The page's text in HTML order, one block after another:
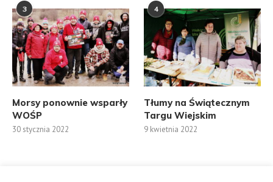
3
Morsy ponownie wsparły
WOŚP
30 stycznia 2022
4
Tłumy na Świątecznym
Targu Wiejskim
9 kwietnia 2022